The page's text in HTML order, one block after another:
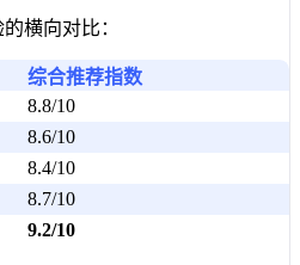
横向对比：
综合推荐指数
8.8/10
8.6/10
8.4/10
8.7/10
9.2/10